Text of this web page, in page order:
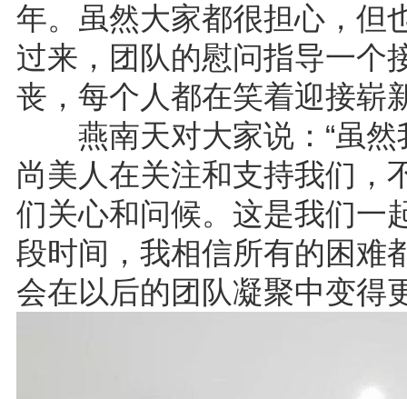
年。虽然大家都很担心，但
过来，团队的慰问指导一个
丧，每个人都在笑着迎接崭
燕南天对大家说：“虽然
尚美人在关注和支持我们，
们关心和问候。这是我们一
段时间，我相信所有的困难
会在以后的团队凝聚中变得